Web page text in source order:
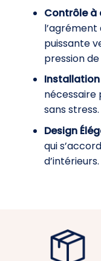
Contrôle à
l’agrément
puissante
pression
Installation
nécessaire
sans stress.
Design
qui
d’intérieurs.